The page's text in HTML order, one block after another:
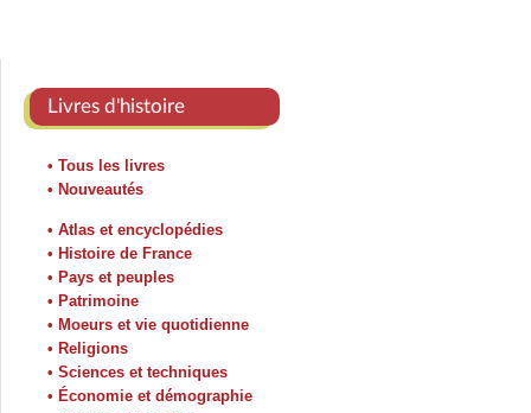
Livres d'histoire
• Tous les livres
• Nouveautés
• Atlas et encyclopédies
• Histoire de France
• Pays et peuples
• Patrimoine
• Moeurs et vie quotidienne
• Religions
• Sciences et techniques
• Économie et démographie